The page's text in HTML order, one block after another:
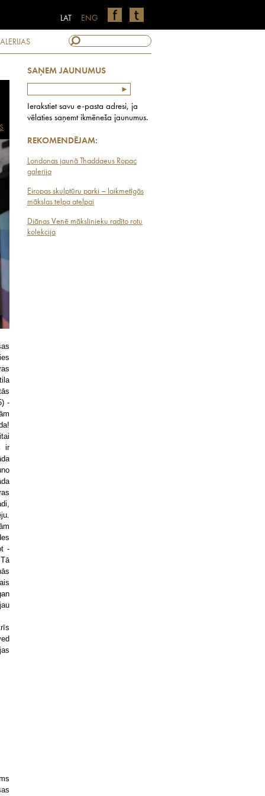
ENG
LAT
SAŅEM JAUNUMUS
Ierakstiet savu e-pasta adresi, ja
vēlaties saņemt ikmēneša jaunumus.
REKOMENDĒJAM:
Londonas jaunā Thaddaeus Ropac
galerija
Eiropas skulptūru parki – laikmetīgās
mākslas telpa atelpai
Diānas Venē mākslinieku radīto rotu
kolekcija
-
ir
-
Tā